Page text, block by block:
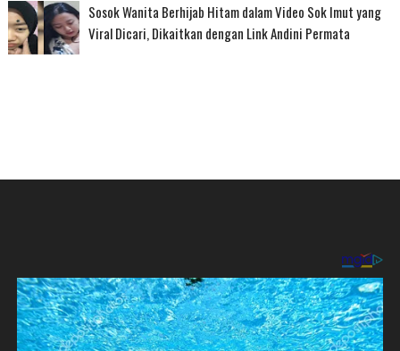
Sosok Wanita Berhijab Hitam dalam Video Sok Imut yang
Viral Dicari, Dikaitkan dengan Link Andini Permata